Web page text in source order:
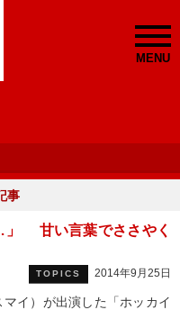
MENU
事
」 甘い言葉でささやく
TOPICS 2014年9月25日
イ）が出演した「ホッカイ